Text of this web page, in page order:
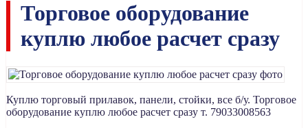
Торговое оборудование
куплю любое расчет сразу
Куплю торговый прилавок, панели, стойки, все б/у. Торговое
оборудование куплю любое расчет сразу т. 79033008563